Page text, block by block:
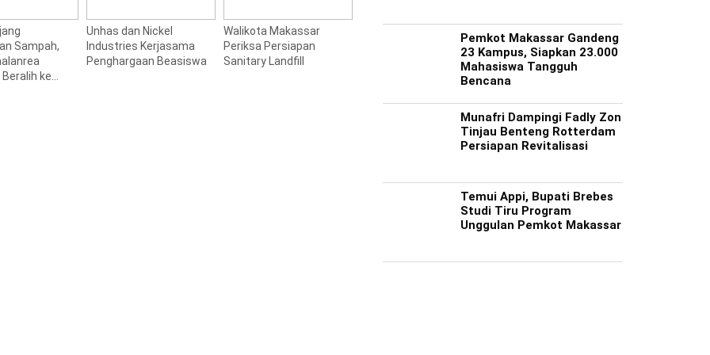
ke
Unhas dan Nickel
Industries Kerjasama
Penghargaan Beasiswa
Walikota Makassar
Periksa Persiapan
Sanitary Landfill
Hertasning Diaspal, Jalan
Aroepala Dibeton, Ini
Penjelasan Pemprov
Sulsel
terhadap Hotman
Pemkot Makassar Gandeng
23 Kampus, Siapkan 23.000
Mahasiswa Tangguh
Bencana
Munafri Dampingi Fadly Zon
Tinjau Benteng Rotterdam
Persiapan Revitalisasi
Temui Appi, Bupati Brebes
Studi Tiru Program
Unggulan Pemkot Makassar